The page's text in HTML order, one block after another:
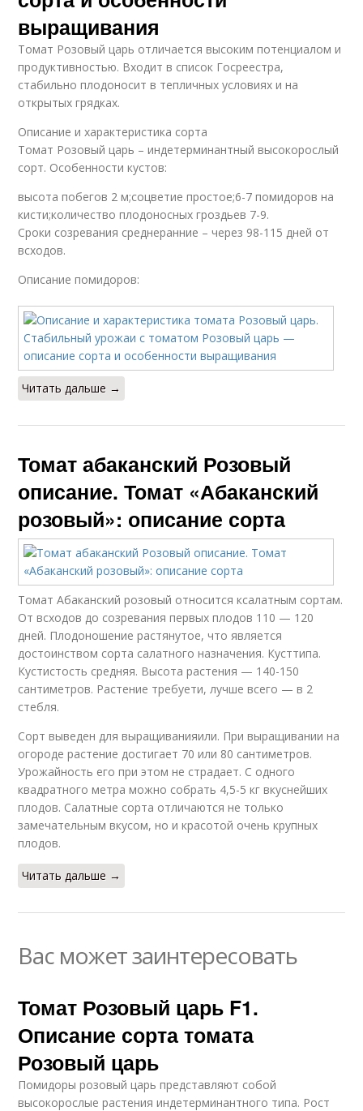
выращивания
Томат Розовый царь отличается высоким потенциалом и
продуктивностью. Входит в список Госреестра,
стабильно плодоносит в тепличных условиях и на
открытых грядках.
Описание и характеристика сорта
Томат Розовый царь – индетерминантный высокорослый
сорт. Особенности кустов:
высота побегов 2 м;соцветие простое;6-7 помидоров на
кисти;количество плодоносных гроздьев 7-9.
Сроки созревания среднеранние – через 98-115 дней от
всходов.
Описание помидоров:
Читать дальше →
Томат абаканский Розовый
описание. Томат «Абаканский
розовый»: описание сорта
Томат Абаканский розовый относится ксалатным сортам.
От всходов до созревания первых плодов 110 — 120
дней. Плодоношение растянутое, что является
достоинством сорта салатного назначения. Кусттипа.
Кустистость средняя. Высота растения — 140-150
сантиметров. Растение требуети, лучше всего — в 2
стебля.
Сорт выведен для выращиванияили. При выращивании на
огороде растение достигает 70 или 80 сантиметров.
Урожайность его при этом не страдает. С одного
квадратного метра можно собрать 4,5-5 кг вкуснейших
плодов. Салатные сорта отличаются не только
замечательным вкусом, но и красотой очень крупных
плодов.
Читать дальше →
Вас может заинтересовать
Томат Розовый царь F1.
Описание сорта томата
Розовый царь
Помидоры розовый царь представляют собой
высокорослые растения индетерминантного типа. Рост